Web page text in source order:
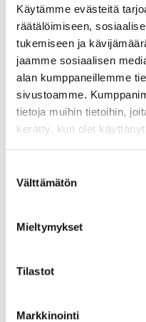
Käytämme evästeitä
räätälöimiseen,
tukemiseen ja
jaamme sosiaalisen
alan kumppaneillemme
sivustoamme.
tietoja muihin tietoihin,
kerätty, kun olet
valinta
Välttämätön
Mieltymykset
Tilastot
Markkinointi
Rajamäen 10l